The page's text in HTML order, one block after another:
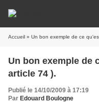
Accueil » Un bon exemple de ce
Un bon exemple de
article 74 ).
Publié le 14/10/2009 à 17:19
Par Edouard Boulogne